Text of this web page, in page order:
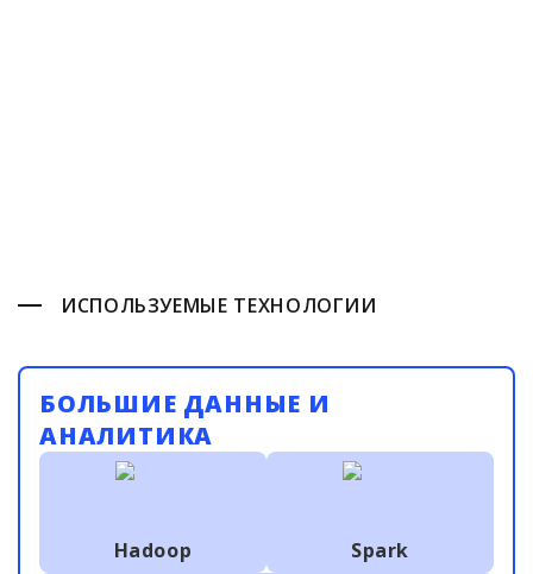
ИСПОЛЬЗУЕМЫЕ ТЕХНОЛОГИИ
БОЛЬШИЕ ДАННЫЕ И
АНАЛИТИКА
Hadoop Spark